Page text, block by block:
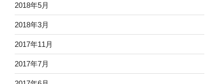
2018年5月
2018年3月
2017年11月
2017年7月